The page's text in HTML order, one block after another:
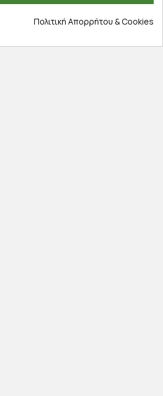
Πολιτική Απορρήτου & Cookies